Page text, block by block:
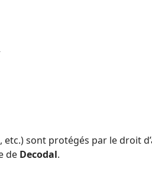
sont protégés par le droit
de Decodal.